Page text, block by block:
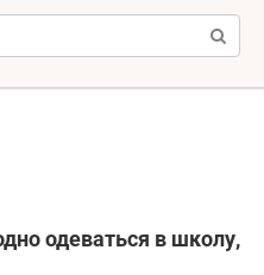
одеваться в школу,